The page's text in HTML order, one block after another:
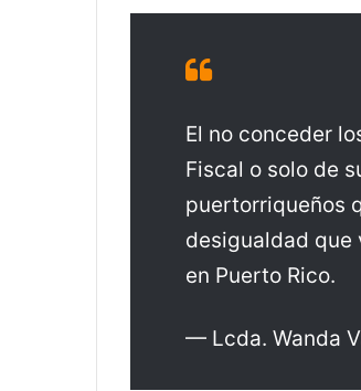
El no conceder
Fiscal o solo de
puertorriqueños
desigualdad que
en Puerto Rico.
— Lcda. Wanda